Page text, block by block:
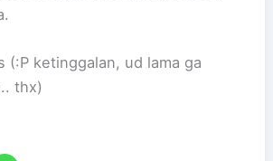
(:P ketinggalan, ud lama ga
thx)